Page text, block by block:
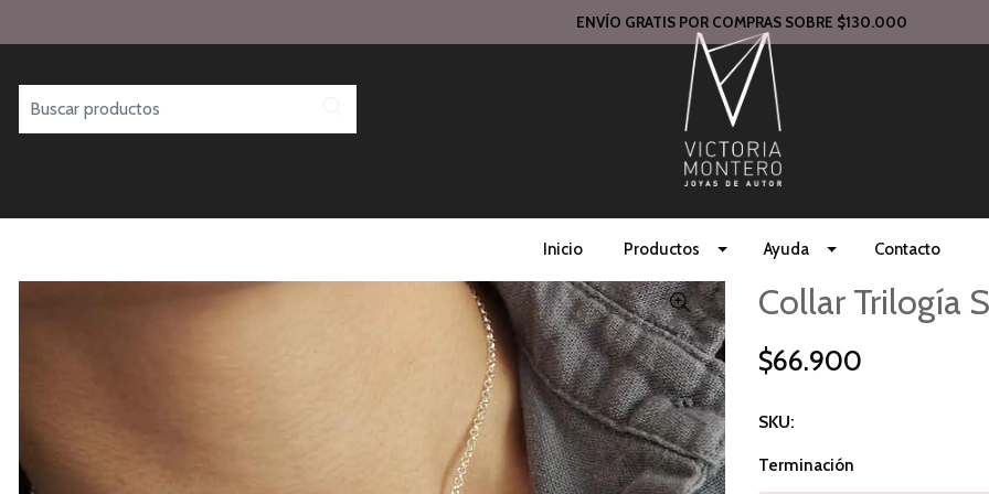
ENVÍO GRATIS POR COMPRAS SOBRE $130.000
Inicio Productos Ayuda Contacto
Collar Trilogía
$66.900
SKU:
Terminación